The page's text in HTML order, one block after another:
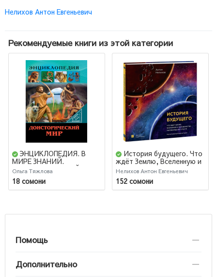
Нелихов Антон Евгеньевич
Рекомендуемые книги из этой категории
ЭНЦИКЛОПЕДИЯ. В
МИРЕ ЗНАНИЙ.
ДОИСТОРИЧЕСКИЙ МИР
Ольга Тяжлова
18 сомони
История будущего. Что
ждёт Землю, Вселенную и
человечество миллиарды
лет спустя
Нелихов Антон Евгеньевич
152 сомони
Помощь
Дополнительно